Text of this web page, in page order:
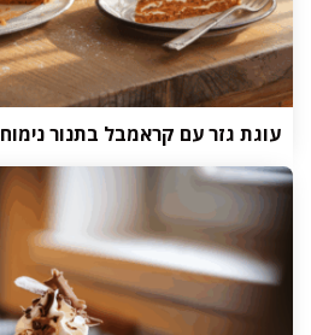
עוגת גזר עם קראמבל בתנור